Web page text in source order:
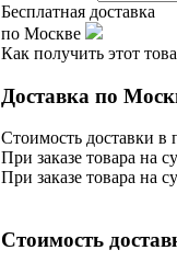
Бесплатная доставка
по Москве
Как получить этот
Доставка по
Стоимость доставки в
При заказе товара на
При заказе товара на
Стоимость